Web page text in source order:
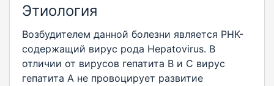
Этиология
Возбудителем данной болезни является РНК-
содержащий вирус рода Hepatovirus. В
отличии от вирусов гепатита В и С вирус
гепатита А не провоцирует развитие